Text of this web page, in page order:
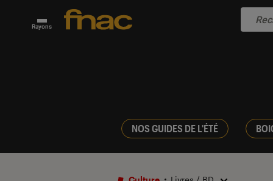
Rayons
NOS GUIDES DE L'ÉTÉ